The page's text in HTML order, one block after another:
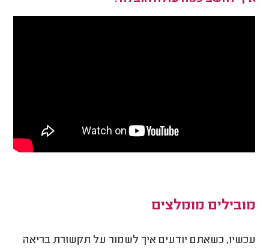
מובילים מומלצים
עכשיו, כשאתם יודעים איך לשמור על תקשורת בריאה